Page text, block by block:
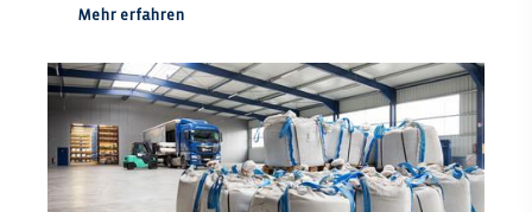
Mehr erfahren